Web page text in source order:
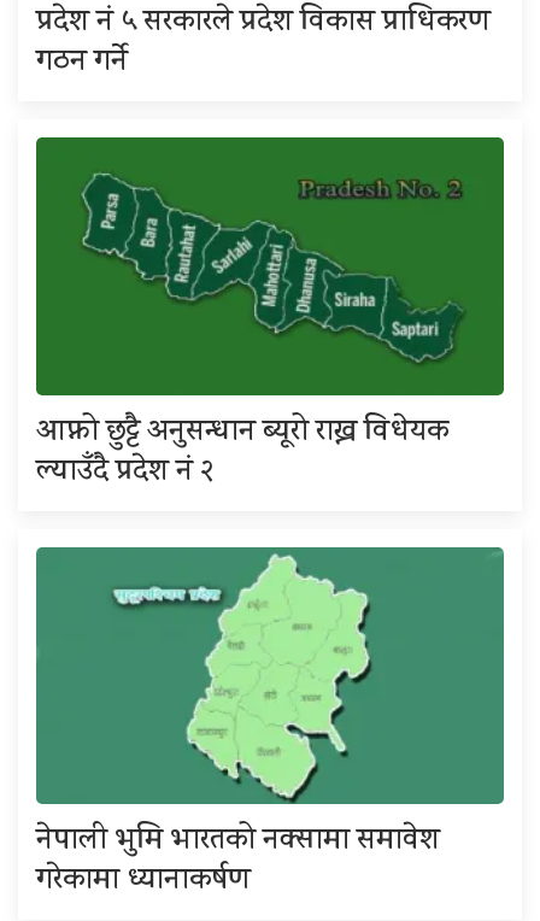
प्रदेश नं ५ सरकारले प्रदेश विकास प्राधिकरण
गठन गर्ने
आफ्नो छुट्टै अनुसन्धान ब्यूरो राख्न विधेयक
ल्याउँदै प्रदेश नं २
नेपाली भुमि भारतको नक्सामा समावेश
गरेकामा ध्यानाकर्षण